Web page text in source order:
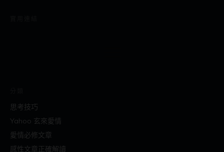
思考技巧
Yahoo 玄來愛情
愛情必修文章
感性文章正確解讀